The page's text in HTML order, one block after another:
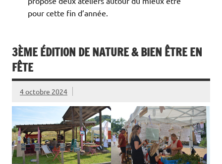
pour cette fin d’année.
3ÈME ÉDITION DE NATURE & BIEN ÊTRE EN
FÊTE
4 octobre 2024